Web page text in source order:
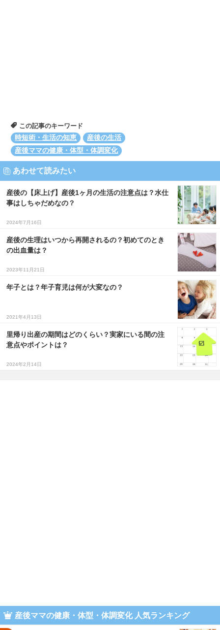
この記事のキーワード
時短術・生活の知恵
産後の生活
産後ママの健康・体型・体調変化
あわせて読みたい
産後の【床上げ】産後1ヶ月の生活の注意点は？水仕
事はしちゃだめなの？
2024年7月16日
産後の生理はいつから再開されるの？初めてのとき
の出血量は？
2023年11月21日
年子とは？年子育児は何が大変なの？
2021年4月13日
里帰り出産の期間はどのくらい？実家にいる間の注
意点やポイントは？
2024年2月14日
産後ママの健康・体型・体調変化 人気ランキング